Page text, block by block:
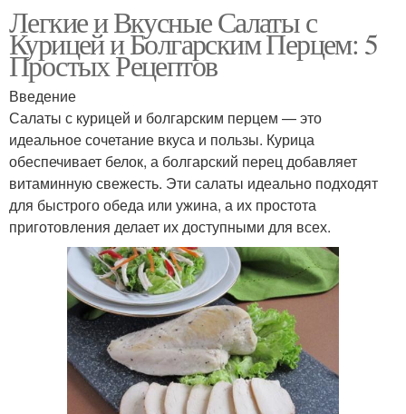
Легкие и Вкусные Салаты с
Курицей и Болгарским Перцем: 5
Простых Рецептов
Введение
Салаты с курицей и болгарским перцем — это
идеальное сочетание вкуса и пользы. Курица
обеспечивает белок, а болгарский перец добавляет
витаминную свежесть. Эти салаты идеально подходят
для быстрого обеда или ужина, а их простота
приготовления делает их доступными для всех.